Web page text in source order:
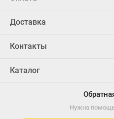
Доставка
Контакты
Каталог
Нужна